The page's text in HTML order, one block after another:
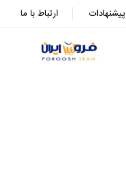
ارتباط با ما پیشنهادات